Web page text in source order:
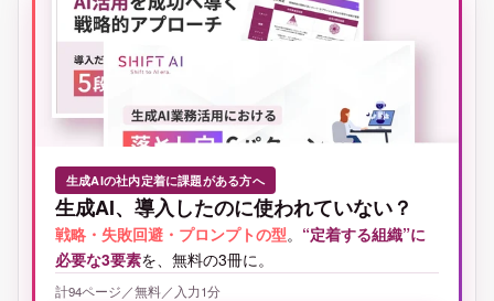
生成AIの社内定着に課題がある方へ
生成AI、導入したのに使われていない？
戦略・失敗回避・プロンプトの型。 “定着する組織”に
必要な3要素を、無料の3冊に。
計94ページ／無料／入力1分